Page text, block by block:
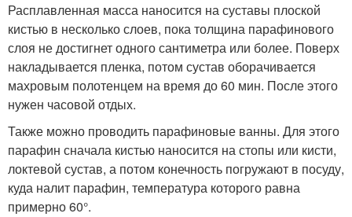
Расплавленная масса наносится на суставы плоской
кистью в несколько слоев, пока толщина парафинового
слоя не достигнет одного сантиметра или более. Поверх
накладывается пленка, потом сустав оборачивается
махровым полотенцем на время до 60 мин. После этого
нужен часовой отдых.
Также можно проводить парафиновые ванны. Для этого
парафин сначала кистью наносится на стопы или кисти,
локтевой сустав, а потом конечность погружают в посуду,
куда налит парафин, температура которого равна
примерно 60°.